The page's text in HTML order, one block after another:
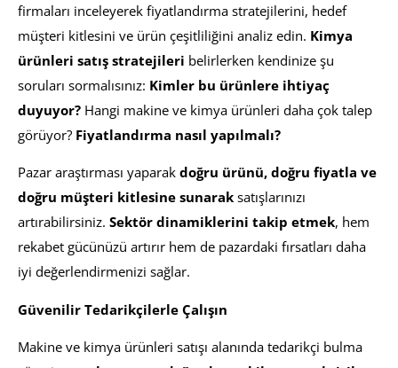
firmaları inceleyerek fiyatlandırma stratejilerini, hedef
müşteri kitlesini ve ürün çeşitliliğini analiz edin. Kimya
ürünleri satış stratejileri belirlerken kendinize şu
soruları sormalısınız: Kimler bu ürünlere ihtiyaç
duyuyor? Hangi makine ve kimya ürünleri daha çok talep
görüyor? Fiyatlandırma nasıl yapılmalı?
Pazar araştırması yaparak doğru ürünü, doğru fiyatla ve
doğru müşteri kitlesine sunarak satışlarınızı
artırabilirsiniz. Sektör dinamiklerini takip etmek, hem
rekabet gücünüzü artırır hem de pazardaki fırsatları daha
iyi değerlendirmenizi sağlar.
Güvenilir Tedarikçilerle Çalışın
Makine ve kimya ürünleri satışı alanında tedarikçi bulma